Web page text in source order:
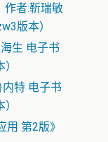
作者:靳瑞敏
版本）
生 电子书
内特 电子书
用 第2版》